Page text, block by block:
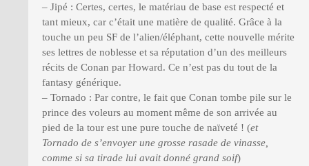
– Jipé : Certes, certes, le matériau de base est respecté et
tant mieux, car c’était une matière de qualité. Grâce à la
touche un peu SF de l’alien/éléphant, cette nouvelle mérite
ses lettres de noblesse et sa réputation d’un des meilleurs
récits de Conan par Howard. Ce n’est pas du tout de la
fantasy générique.
– Tornado : Par contre, le fait que Conan tombe pile sur le
prince des voleurs au moment même de son arrivée au
pied de la tour est une pure touche de naïveté ! (et
Tornado de s’envoyer une grosse rasade de vinasse,
comme si sa tirade lui avait donné grand soif)